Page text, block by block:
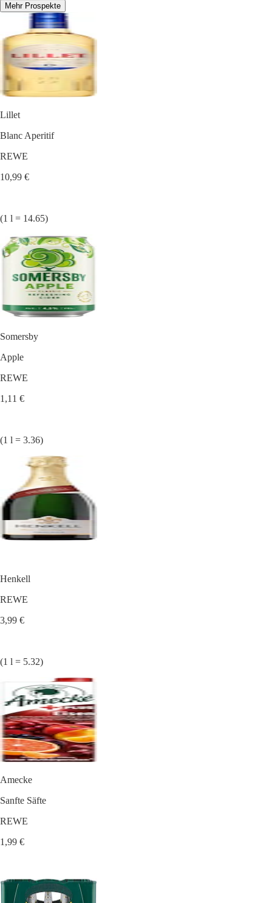
Mehr Prospekte
Lillet
Blanc Aperitif
REWE
10,99 €
(1 l = 14.65)
Somersby
Apple
REWE
1,11 €
(1 l = 3.36)
Henkell
REWE
3,99 €
(1 l = 5.32)
Amecke
Sanfte Säfte
REWE
1,99 €